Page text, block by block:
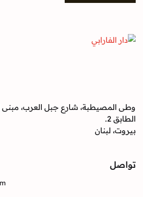
وطى المصيطبة، شارع جبل العرب،
الطابق 2.
بيروت، لبنان
تواصل